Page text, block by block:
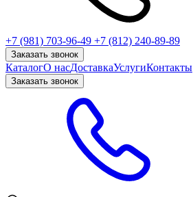
+7 (981) 703-96-49 +7 (812) 240-89-89
Заказать звонок
КаталогО насДоставкаУслугиКонтакты
Заказать звонок